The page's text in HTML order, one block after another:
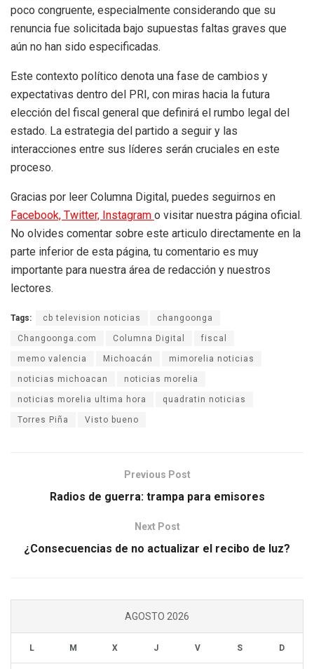
poco congruente, especialmente considerando que su
renuncia fue solicitada bajo supuestas faltas graves que
aún no han sido especificadas.
Este contexto político denota una fase de cambios y
expectativas dentro del PRI, con miras hacia la futura
elección del fiscal general que definirá el rumbo legal del
estado. La estrategia del partido a seguir y las
interacciones entre sus líderes serán cruciales en este
proceso.
Gracias por leer Columna Digital, puedes seguirnos en
Facebook, Twitter, Instagram o visitar nuestra página oficial.
No olvides comentar sobre este articulo directamente en la
parte inferior de esta página, tu comentario es muy
importante para nuestra área de redacción y nuestros
lectores.
Tags: cb television noticias changoonga
Changoonga.com Columna Digital fiscal
memo valencia Michoacán mimorelia noticias
noticias michoacan noticias morelia
noticias morelia ultima hora quadratin noticias
Torres Piña Visto bueno
Previous Post
Radios de guerra: trampa para emisores
Next Post
¿Consecuencias de no actualizar el recibo de luz?
AGOSTO 2026
L M X J V S D